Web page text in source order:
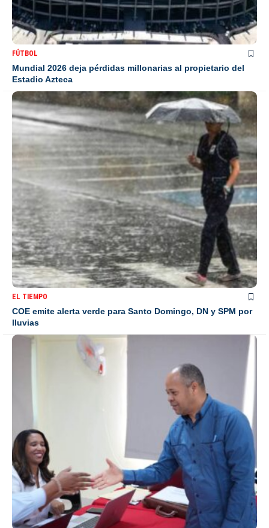
FÚTBOL
Mundial 2026 deja pérdidas millonarias al propietario del
Estadio Azteca
EL TIEMPO
COE emite alerta verde para Santo Domingo, DN y SPM por
lluvias